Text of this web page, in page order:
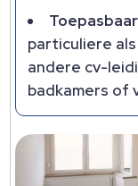
particuliere
andere cv-
badkamers of